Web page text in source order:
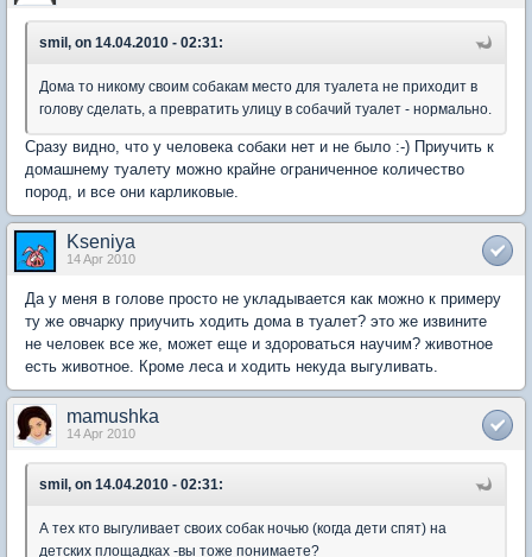
smil, on 14.04.2010 - 02:31:
Дома то никому своим собакам место для туалета не приходит в
голову сделать, а превратить улицу в собачий туалет - нормально.
Сразу видно, что у человека собаки нет и не было :-) Приучить к
домашнему туалету можно крайне ограниченное количество
пород, и все они карликовые.
Kseniya
14 Apr 2010
Да у меня в голове просто не укладывается как можно к примеру
ту же овчарку приучить ходить дома в туалет? это же извините
не человек все же, может еще и здороваться научим? животное
есть животное. Кроме леса и ходить некуда выгуливать.
mamushka
14 Apr 2010
smil, on 14.04.2010 - 02:31:
А тех кто выгуливает своих собак ночью (когда дети спят) на
детских площадках -вы тоже понимаете?